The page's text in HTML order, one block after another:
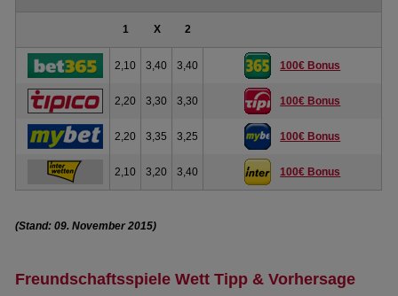
1 X 2
2,10 3,40 3,40 100€ Bonus
2,20 3,30 3,30 100€ Bonus
2,20 3,35 3,25 100€ Bonus
2,10 3,20 3,40 100€ Bonus
(Stand: 09. November 2015)
Freundschaftsspiele Wett Tipp & Vorhersage